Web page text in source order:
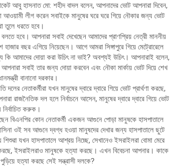
আবু হাসনাত মো: শহীদ বাদল বলেন, আপনাদের ভোট আপনারা দিবেন,
আওয়ামী লীগ করেন সবাইকে মানুষের ঘরে ঘরে গিয়ে নৌকার জন্য ভোট
তুলে ধরতে হবে।
হবে। আপনারা সবাই দেখেছেন আমাদের প্রাণপ্রিয় নেত্রী মাননীয়
বছর এগিয়ে নিয়েছেন। আগে আমরা সিঙ্গাপুরে গিয়ে মেট্রোরেলে
আমাদের দোয়া করা উচিৎ না ভাই? অবশ্যই উচিৎ। আপনারাই বলেন,
সবাই তার জন্য দোয়া করবেন এবং নৌকা মার্কায় ভোট দিয়ে শেখ
বানানো দরকার।
নেতাকর্মীরা যখন মানুষের দ্বারে দ্বারে গিয়ে ভোট প্রার্থণা করছে,
রাজনৈতিক দল হলে নির্বাচনে আসেন, মানুষের দ্বারে দ্বারে গিয়ে ভোট
করুক।
বিএনপির কোন নেতাকর্মী একজন আগুনে পোড়া মানুষকে হাসপাতালে
ওই সব আগুনে দ্বগ্ধ হওয়া মানুষদের দেখার জন্য হাসপাতালে ছুটে
যখন হাসপাতালে আশ্রয় নিচ্ছে, সেখানেও ইসরাইলরা বোমা মেরে
ইসরাইলরাও মানুষকে হত্যা করছে। এখন বিবেচনা আপনার। কাকে
হত্যা করছে সেই সন্ত্রাসী দলকে?